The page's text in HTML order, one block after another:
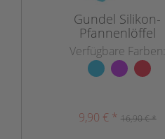
Gundel Silikon-
Pfannenlöffel
Verfügbare Farben:
9,90 € * 16,90 € *